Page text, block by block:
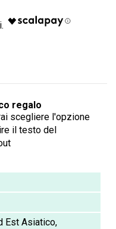
regalo
scegliere l'opzione
il testo del
Est Asiatico,